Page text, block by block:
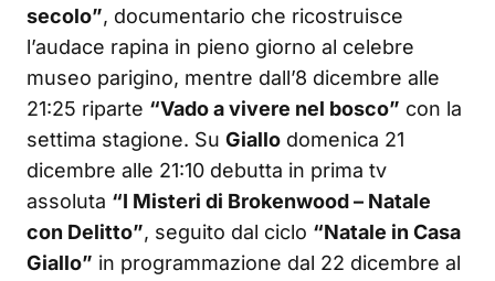
secolo”, documentario che ricostruisce
l’audace rapina in pieno giorno al celebre
museo parigino, mentre dall’8 dicembre alle
21:25 riparte “Vado a vivere nel bosco” con la
settima stagione. Su Giallo domenica 21
dicembre alle 21:10 debutta in prima tv
assoluta “I Misteri di Brokenwood – Natale
con Delitto”, seguito dal ciclo “Natale in Casa
Giallo” in programmazione dal 22 dicembre al